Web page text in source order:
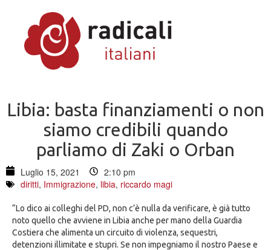
Libia: basta finanziamenti o non
siamo credibili quando
parliamo di Zaki o Orban
Luglio 15, 2021
2:10 pm
diritti, Immigrazione, libia, riccardo magi
“Lo dico ai colleghi del PD, non c’è nulla da verificare, è già tutto
noto quello che avviene in Libia anche per mano della Guardia
Costiera che alimenta un circuito di violenza, sequestri,
detenzioni illimitate e stupri. Se non impegniamo il nostro Paese e